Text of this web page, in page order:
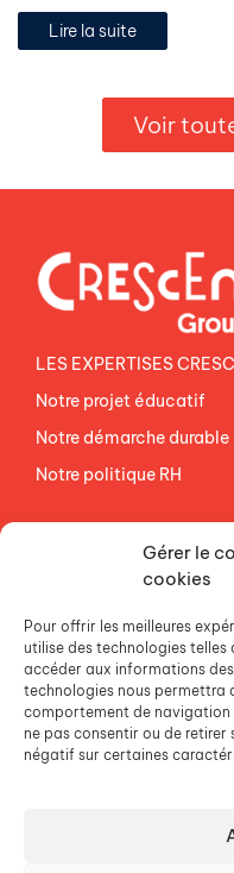
Gérer le
cookies
Pour offrir les meilleures
utilise des technologies
accéder aux informations
technologies nous permettra
comportement de navigation
ne pas consentir ou de
négatif sur certaines
Lire la suite
Voir
LES EXPERTISES
Notre projet éducatif
Notre démarche durable
Notre politique RH
ESPACE PRESSE
Crescendo est une